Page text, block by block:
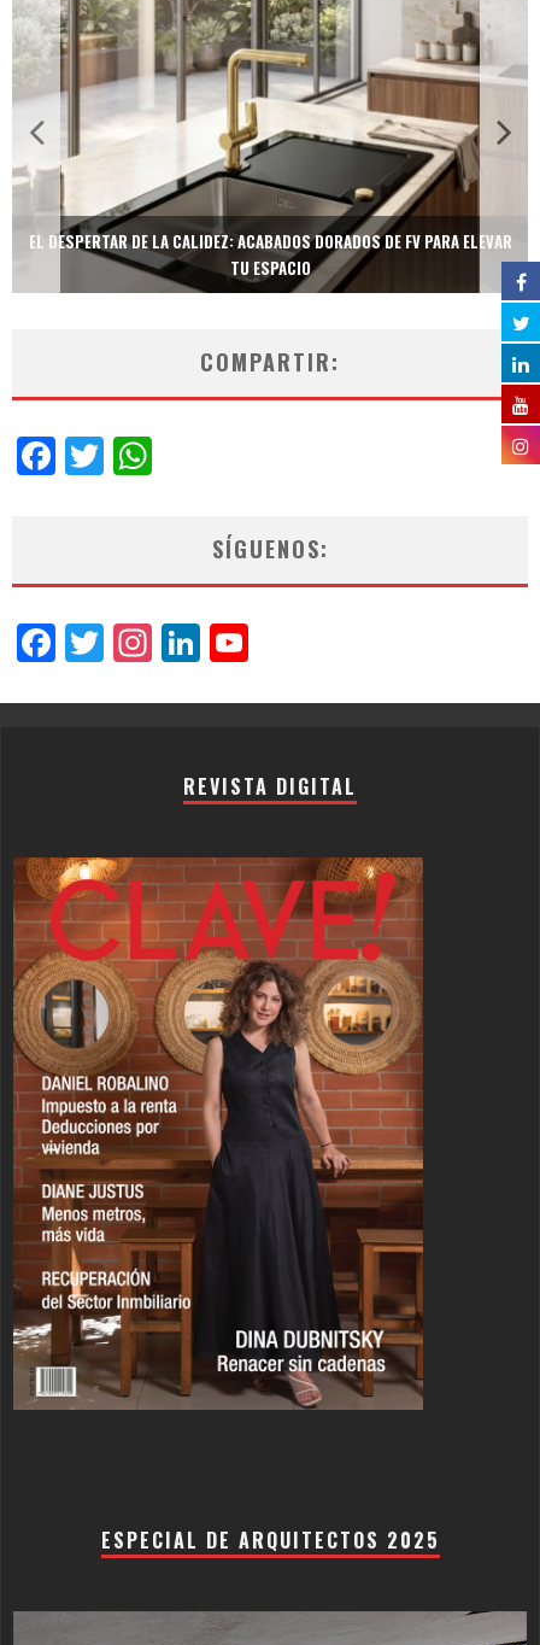
EL DESPERTAR DE LA CALIDEZ: ACABADOS DORADOS DE FV PARA ELEVAR
TU ESPACIO
COMPARTIR:
Facebook
Twitter
SÍGUENOS:
Facebook
Twitter
Instagram
LinkedIn
REVISTA DIGITAL
ESPECIAL DE ARQUITECTOS 2025